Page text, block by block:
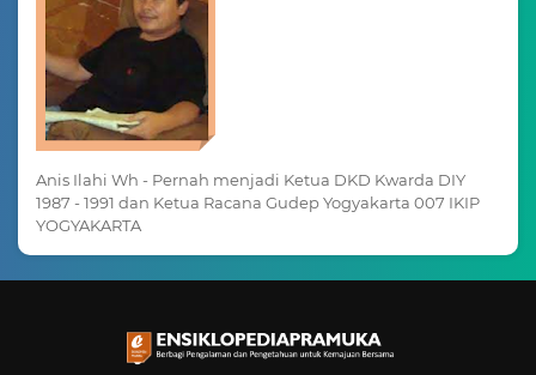
Anis Ilahi Wh - Pernah menjadi Ketua DKD Kwarda DIY
1987 - 1991 dan Ketua Racana Gudep Yogyakarta 007 IKIP
YOGYAKARTA